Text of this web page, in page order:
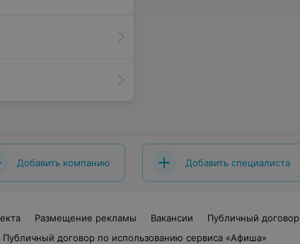
Добавить компанию Добавить специалиста
Размещение рекламы Вакансии
Публичный договор
Публичный договор по использованию сервиса «Афиша»